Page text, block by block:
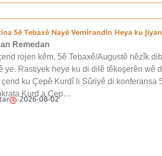
5ê Tebaxê Nayê Vemirandin Heya ku
Remedan
rojen kêm, 5ê Tebaxê/Augustê nêzîk
ye. Rastiyek heye ku di dilê têkoşerên wê
çend ku Çepê Kurdî li Sûriyê di konferansa
Kurd a Çep…
2026-08-02